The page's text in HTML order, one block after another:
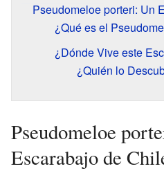
Pseudomeloe porteri: Un
¿Qué es el
¿Dónde Vive este
¿Quién lo
Pseudomeloe
Escarabajo de